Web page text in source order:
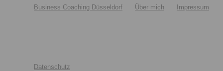
Business Coaching Düsseldorf Über mich Impressum
Datenschutz